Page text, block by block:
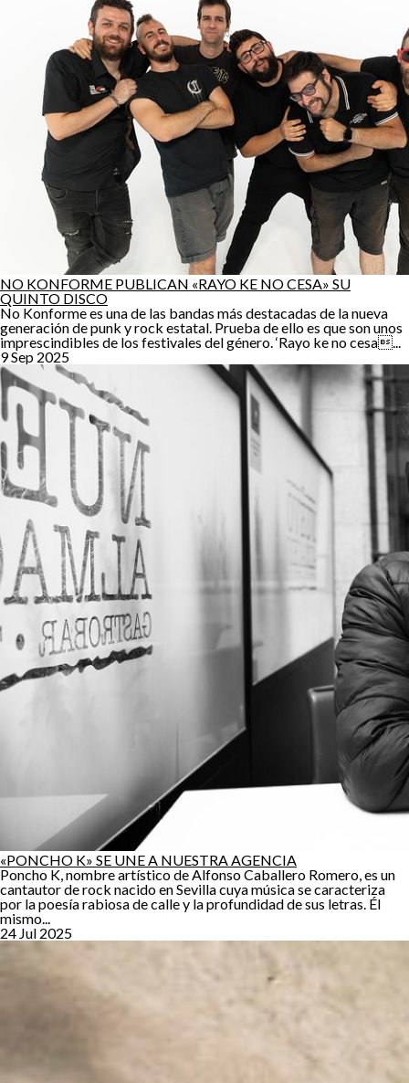
NO KONFORME PUBLICAN «RAYO KE NO CESA» SU
QUINTO DISCO
No Konforme es una de las bandas más destacadas de la nueva
generación de punk y rock estatal. Prueba de ello es que son unos
imprescindibles de los festivales del género. ‘Rayo ke no cesa...
9 Sep 2025
«PONCHO K» SE UNE A NUESTRA AGENCIA
Poncho K, nombre artístico de Alfonso Caballero Romero, es un
cantautor de rock nacido en Sevilla cuya música se caracteriza
por la poesía rabiosa de calle y la profundidad de sus letras. Él
mismo...
24 Jul 2025